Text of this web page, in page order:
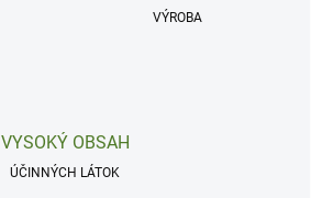
VÝROBA
VYSOKÝ OBSAH
ÚČINNÝCH LÁTOK